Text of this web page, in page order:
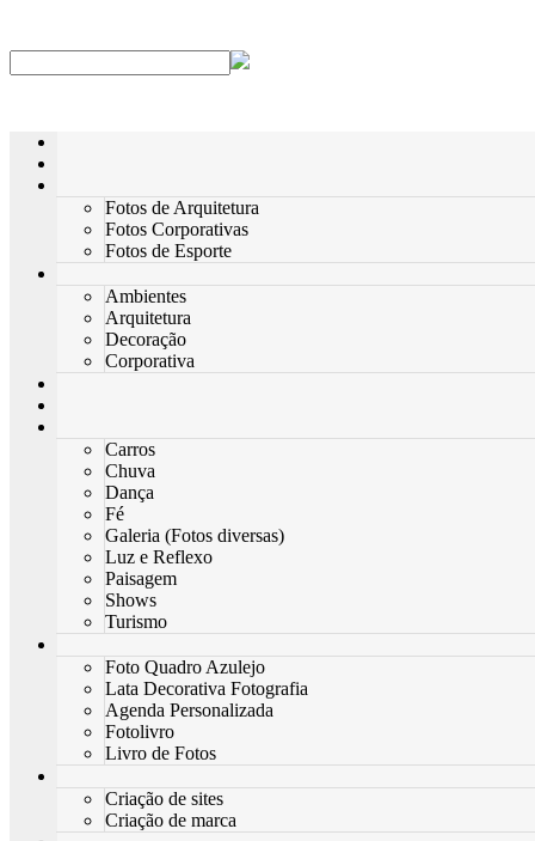
Fotos de Arquitetura
Fotos Corporativas
Fotos de Esporte
Ambientes
Arquitetura
Decoração
Corporativa
Carros
Chuva
Dança
Fé
Galeria (Fotos diversas)
Luz e Reflexo
Paisagem
Shows
Turismo
Foto Quadro Azulejo
Lata Decorativa Fotografia
Agenda Personalizada
Fotolivro
Livro de Fotos
Criação de sites
Criação de marca